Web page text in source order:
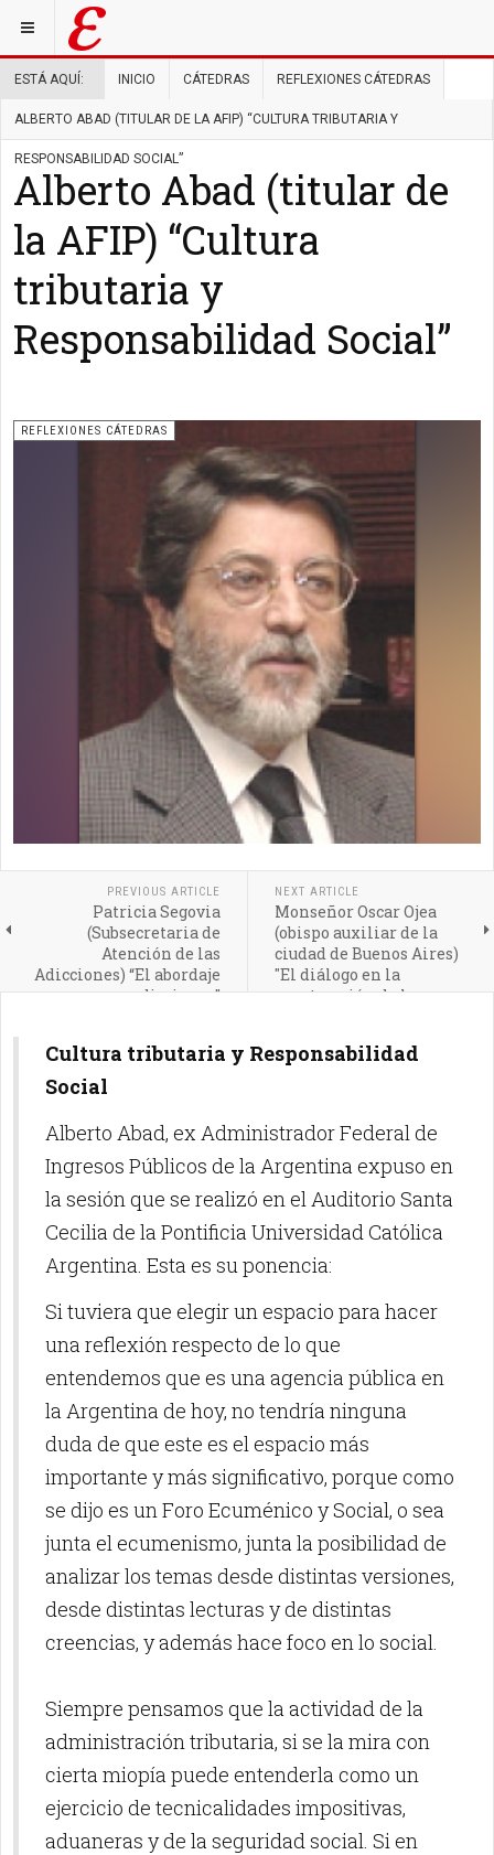
ESTÁ AQUÍ: INICIO CÁTEDRAS REFLEXIONES CÁTEDRAS
ALBERTO ABAD (TITULAR DE LA AFIP) “CULTURA TRIBUTARIA Y
RESPONSABILIDAD SOCIAL”
Alberto Abad (titular de
la AFIP) “Cultura
tributaria y
Responsabilidad Social”
REFLEXIONES CÁTEDRAS
PREVIOUS ARTICLE
Patricia Segovia
(Subsecretaria de
Atención de las
Adicciones) “El abordaje
en adicciones”
NEXT ARTICLE
Monseñor Oscar Ojea
(obispo auxiliar de la
ciudad de Buenos Aires)
"El diálogo en la
construcción de la paz
Cultura tributaria y Responsabilidad
Social
Alberto Abad, ex Administrador Federal de
Ingresos Públicos de la Argentina expuso en
la sesión que se realizó en el Auditorio Santa
Cecilia de la Pontificia Universidad Católica
Argentina. Esta es su ponencia:
Si tuviera que elegir un espacio para hacer
una reflexión respecto de lo que
entendemos que es una agencia pública en
la Argentina de hoy, no tendría ninguna
duda de que este es el espacio más
importante y más significativo, porque como
se dijo es un Foro Ecuménico y Social, o sea
junta el ecumenismo, junta la posibilidad de
analizar los temas desde distintas versiones,
desde distintas lecturas y de distintas
creencias, y además hace foco en lo social.
Siempre pensamos que la actividad de la
administración tributaria, si se la mira con
cierta miopía puede entenderla como un
ejercicio de tecnicalidades impositivas,
aduaneras y de la seguridad social. Si en